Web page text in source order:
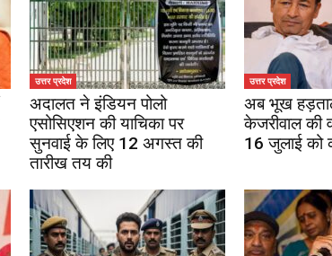
उत्तर प्रदेश
अदालत ने इंडियन पोलो
एसोसिएशन की याचिका पर
सुनवाई के लिए 12 अगस्त की
तारीख तय की
उत्तर प्रदेश
अब भूख
केजरीवाल की
16 जुलाई को